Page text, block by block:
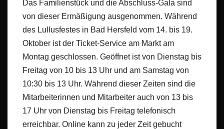
Das Familienstück und die Abschluss-Gala sind
von dieser Ermäßigung ausgenommen. Während
des Lullusfestes in Bad Hersfeld vom 14. bis 19.
Oktober ist der Ticket-Service am Markt am
Montag geschlossen. Geöffnet ist von Dienstag bis
Freitag von 10 bis 13 Uhr und am Samstag von
10:30 bis 13 Uhr. Während dieser Zeiten sind die
Mitarbeiterinnen und Mitarbeiter auch von 13 bis
17 Uhr von Dienstag bis Freitag telefonisch
erreichbar. Online kann zu jeder Zeit gebucht